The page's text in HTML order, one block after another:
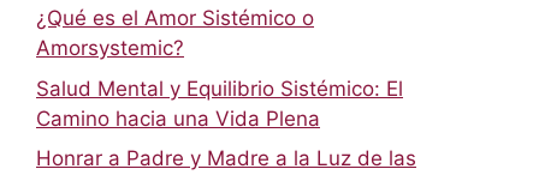
¿Qué es el Amor Sistémico o
Amorsystemic?
Salud Mental y Equilibrio Sistémico: El
Camino hacia una Vida Plena
Honrar a Padre y Madre a la Luz de las